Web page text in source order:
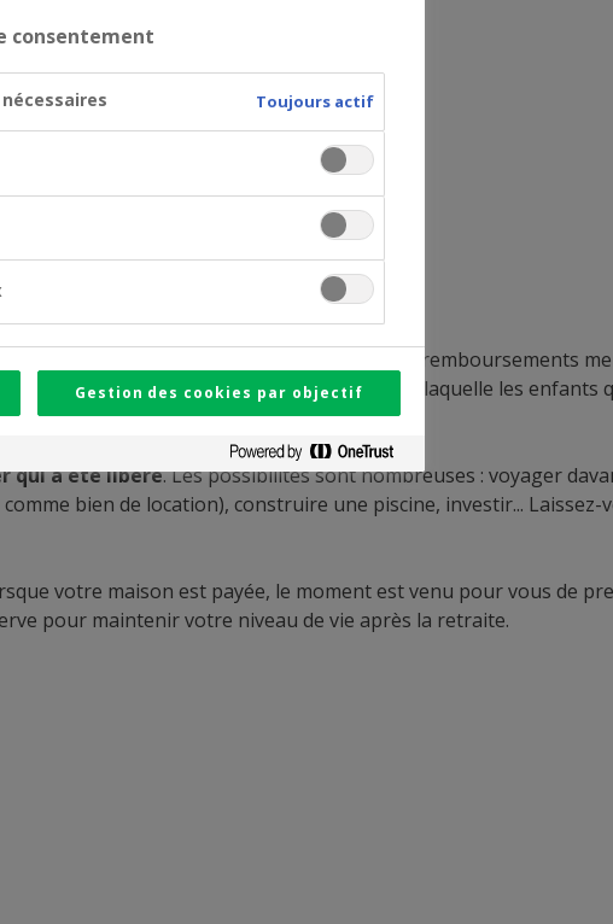
qui a été libéré ? Maintenant que les remboursements
De plus, c'est souvent la période pendant laquelle les enfants
qui a été libéré. Les possibilités sont nombreuses : voyager
bien de location), construire une piscine, investir...
votre maison est payée, le moment est venu pour vous de
pour maintenir votre niveau de vie après la retraite.
consentement
Toujours actif
Gestion des cookies par objectif